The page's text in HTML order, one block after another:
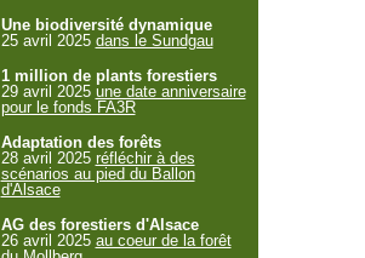
Une biodiversité dynamique
25 avril 2025 dans le Sundgau
1 million de plants forestiers
29 avril 2025 une date anniversaire
pour le fonds FA3R
Adaptation des forêts
28 avril 2025 réfléchir à des
scénarios au pied du Ballon
d'Alsace
AG des forestiers d'Alsace
26 avril 2025 au coeur de la forêt